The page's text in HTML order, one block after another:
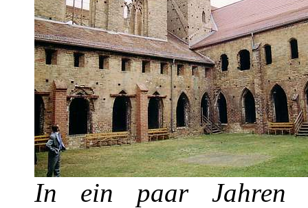
In ein paar Jahren